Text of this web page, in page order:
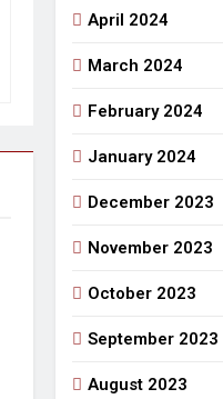
April 2024
March 2024
February 2024
January 2024
December 2023
November 2023
October 2023
September 2023
August 2023